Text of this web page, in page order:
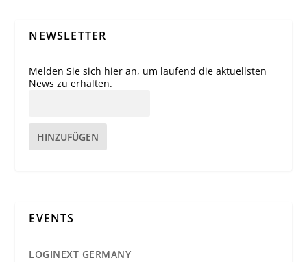
NEWSLETTER
Melden Sie sich hier an, um laufend die aktuellsten
News zu erhalten.
HINZUFÜGEN
EVENTS
LOGINEXT GERMANY